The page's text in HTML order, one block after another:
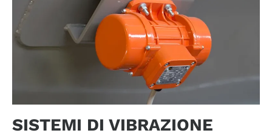
SISTEMI DI VIBRAZIONE